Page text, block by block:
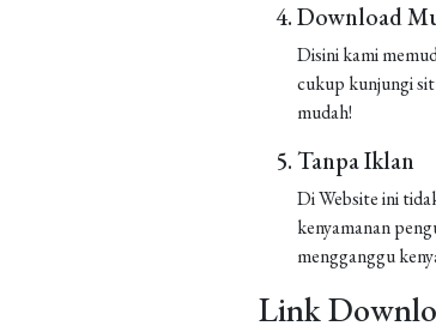
Download
Disini kami
cukup kunjungi
mudah!
Tanpa Iklan
Di Website ini
kenyamanan
mengganggu
Link